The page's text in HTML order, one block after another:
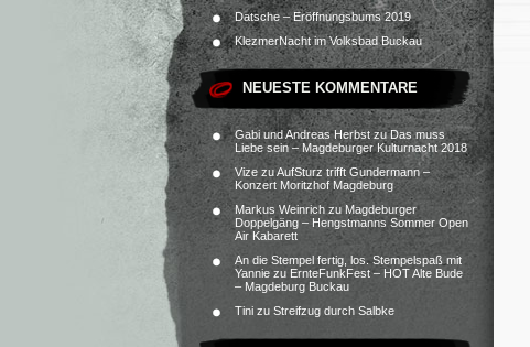
Datsche – Eröffnungsbums 2019
KlezmerNacht im Volksbad Buckau
NEUESTE KOMMENTARE
Gabi und Andreas HerbstzuDas muss
Liebe sein – Magdeburger Kulturnacht 2018
Vize zuAufSturz trifft Gundermann –
Konzert Moritzhof Magdeburg
Markus Weinrich zu Magdeburger
Doppelgäng – Hengstmanns Sommer Open
Air Kabarett
An die Stempel fertig, los. Stempelspaß mit
Yannie zu ErnteFunkFest – HOT Alte Bude
– Magdeburg Buckau
Tini zu Streifzug durch Salbke